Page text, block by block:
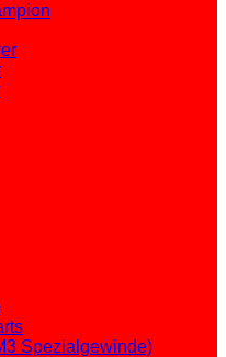
Spezialgewinde)